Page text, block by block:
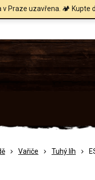
v Praze uzavřena. 🏕️ Kupte
Vařiče Tuhý líh